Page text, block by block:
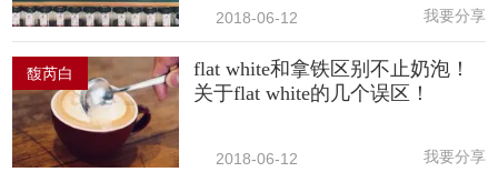
2018-06-12 我要分享
馥芮白
flat white和拿铁区别不止奶泡！
关于flat white的几个误区！
2018-06-12 我要分享